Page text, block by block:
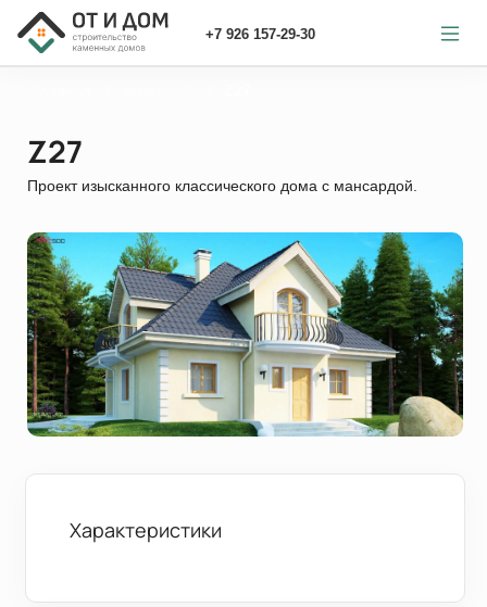
+7 926 157-29-30
Z27
Проект изысканного классического дома с мансардой.
Характеристики